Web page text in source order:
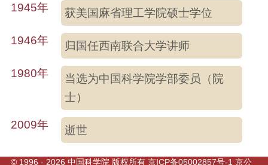
1945年 获美国麻省理工学院硕士学位
1946年 归国任西南联合大学讲师
1980年
当选为中国科学院学部委员（院
士）
2009年 逝世
©1996 - 2026 中国科学院 版权所有 京ICP备05002857号-1 京公